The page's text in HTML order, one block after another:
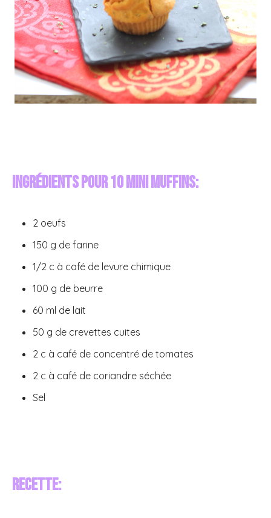
Ingrédients pour 10 mini muffins:
2 oeufs
150 g de farine
1/2 c à café de levure chimique
100 g de beurre
60 ml de lait
50 g de crevettes cuites
2 c à café de concentré de tomates
2 c à café de coriandre séchée
Sel
Recette: